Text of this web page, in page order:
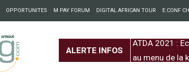
OPPORTUNITES M PAY FORUM DIGITAL AFRICAN TOUR E.CONF
ALERTE INFOS
des ponts entre l’Europe et
ATDA 2021 :
au menu de la